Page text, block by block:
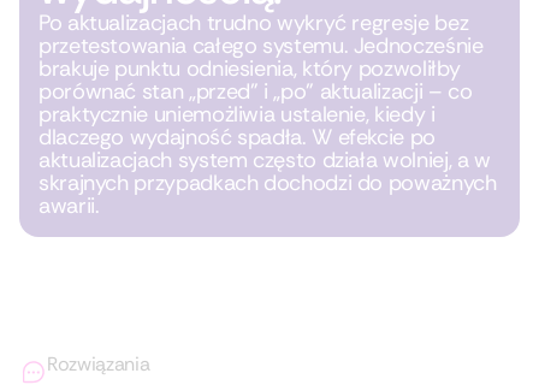
Po aktualizacjach trudno wykryć regresje bez
przetestowania całego systemu. Jednocześnie
brakuje punktu odniesienia, który pozwoliłby
porównać stan „przed” i „po” aktualizacji – co
praktycznie uniemożliwia ustalenie, kiedy i
dlaczego wydajność spadła. W efekcie po
aktualizacjach system często działa wolniej, a w
skrajnych przypadkach dochodzi do poważnych
awarii.
Rozwiązania